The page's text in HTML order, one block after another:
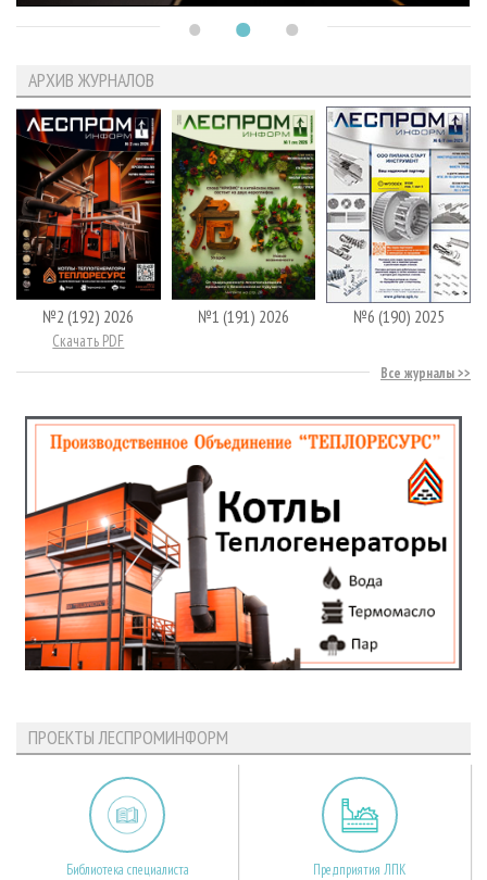
АРХИВ ЖУРНАЛОВ
№2 (192) 2026
Скачать PDF
№1 (191) 2026 №6 (190) 2025
Все журналы
ПРОЕКТЫ ЛЕСПРОМИНФОРМ
Библиотека специалиста Предприятия ЛПК